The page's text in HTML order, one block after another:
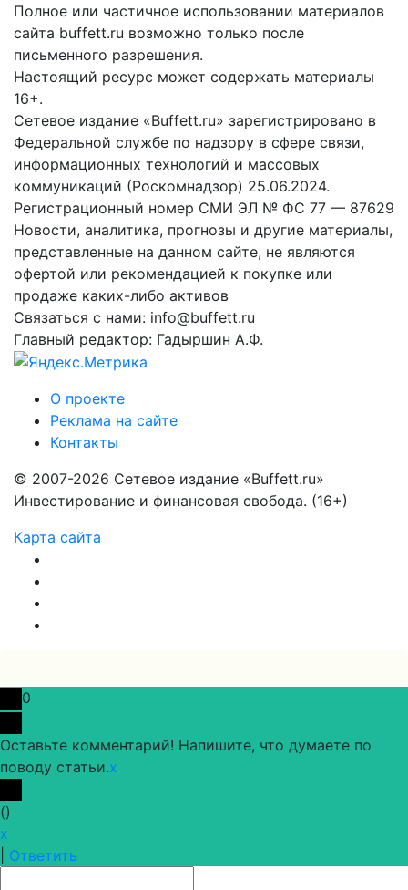
Полное или частичное использовании материалов
сайта buffett.ru возможно только после
письменного разрешения.
Настоящий ресурс может содержать материалы
16+.
Сетевое издание «Buffett.ru» зарегистрировано в
Федеральной службе по надзору в сфере связи,
информационных технологий и массовых
коммуникаций (Роскомнадзор) 25.06.2024.
Регистрационный номер СМИ ЭЛ № ФС 77 — 87629
Новости, аналитика, прогнозы и другие материалы,
представленные на данном сайте, не являются
офертой или рекомендацией к покупке или
продаже каких-либо активов
Связаться с нами: info@buffett.ru
Главный редактор: Гадыршин А.Ф.
О проекте
Реклама на сайте
Контакты
© 2007-2026 Сетевое издание «Buffett.ru»
Инвестирование и финансовая свобода. (16+)
Карта сайта
0
Оставьте комментарий! Напишите, что думаете по
поводу статьи.x
()
x
Ответить